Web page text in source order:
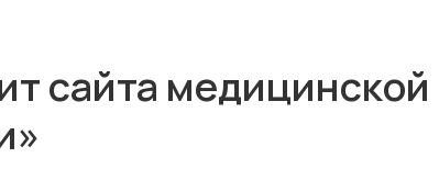
сайта медицинской